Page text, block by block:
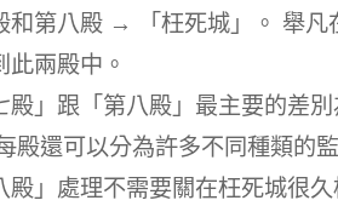
和第八殿 → 「枉死城」。 舉凡
此兩殿中。
殿」跟「第八殿」最主要的差
殿還可以分為許多不同種類的
殿」處理不需要關在枉死城很